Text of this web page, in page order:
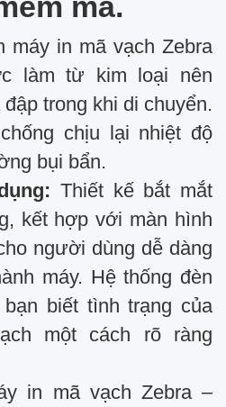
mà.
máy in mã vạch Zebra
làm từ kim loại nên
trong khi di chuyển.
chịu lại nhiệt độ
bụi bẩn.
Thiết kế bắt mắt
kết hợp với màn hình
người dùng dễ dàng
máy. Hệ thống đèn
biết tình trạng của
một cách rõ ràng
in mã vạch Zebra –